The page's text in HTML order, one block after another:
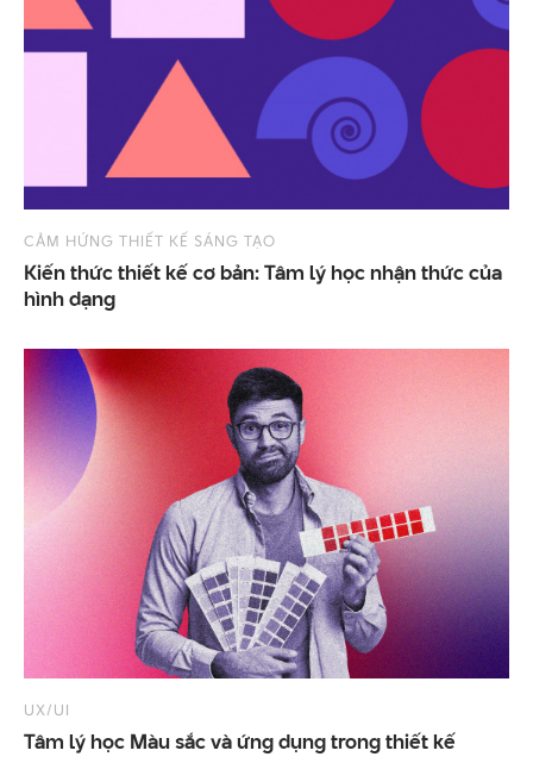
CẢM HỨNG THIẾT KẾ SÁNG TẠO
Kiến thức thiết kế cơ bản: Tâm lý học nhận thức của
hình dạng
UX/UI
Tâm lýhọc Màusắcvàứngdụngtrongthiếtkế